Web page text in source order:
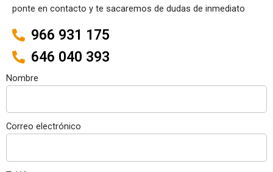
ponte en contacto y te sacaremos de dudas de inmediato
966 931 175
646 040 393
Nombre
Correo electrónico